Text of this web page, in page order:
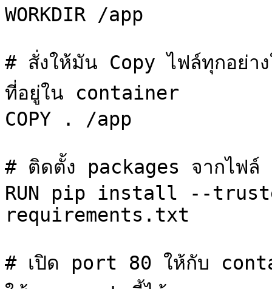
WORKDIR /app
# สั่งให้มัน Copy ไฟล์ทุกอย่
ที่อยู่ใน container
COPY . /app
# ติดตั้ง packages จากไฟ
RUN pip install --
requirements.txt
# เปิด port 80 ให้กับ